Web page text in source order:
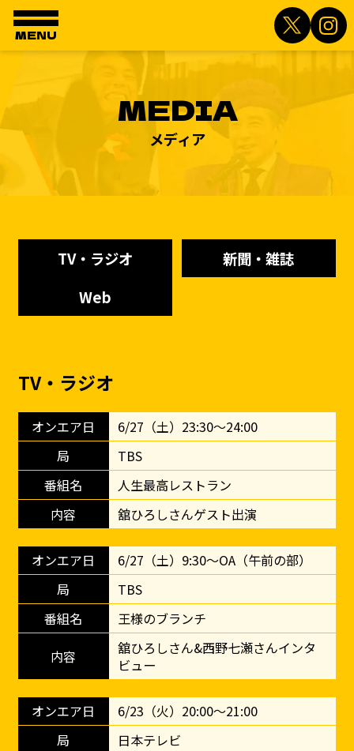
MENU
MEDIA
メディア
TV・ラジオ
新聞・雑誌
Web
TV・ラジオ
6/27（土）23:30〜24:00
TBS
人生最高レストラン
舘ひろしさんゲスト出演
6/27（土）9:30〜OA（午前の部）
TBS
王様のブランチ
舘ひろしさん&西野七瀬さんインタ
ビュー
6/23（火）20:00～21:00
日本テレビ